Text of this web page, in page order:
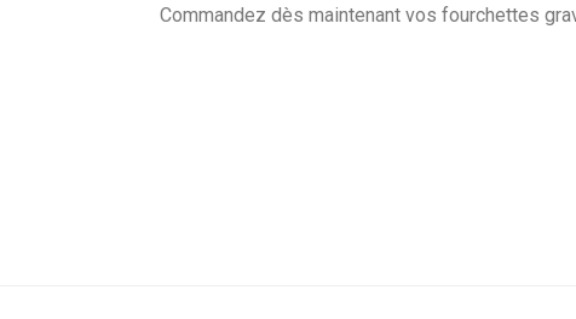
Commandez dès maintenant vos fourchettes